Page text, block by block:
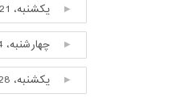
یکشنبه، 21 آذر 1400 / ساعت: 16:00 - 19:00
چهارشنبه، 24 آذر 1400 / ساعت: 16:00 - 19:00
یکشنبه، 28 آذر 1400 / ساعت: 16:00 - 19:00